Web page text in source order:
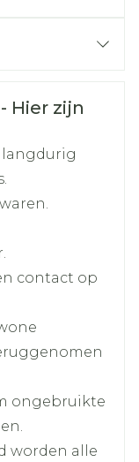
(15°C -
Hier zijn
langdurig
contact op
ongebruikte
worden alle